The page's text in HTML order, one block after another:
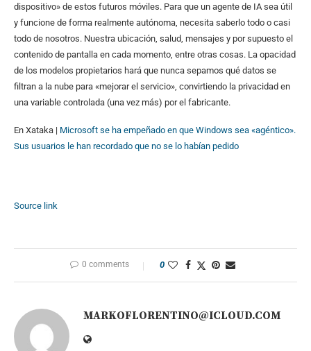
dispositivo» de estos futuros móviles. Para que un agente de IA sea útil
y funcione de forma realmente autónoma, necesita saberlo todo o casi
todo de nosotros. Nuestra ubicación, salud, mensajes y por supuesto el
contenido de pantalla en cada momento, entre otras cosas. La opacidad
de los modelos propietarios hará que nunca sepamos qué datos se
filtran a la nube para «mejorar el servicio», convirtiendo la privacidad en
una variable controlada (una vez más) por el fabricante.
En Xataka | Microsoft se ha empeñado en que Windows sea «agéntico».
Sus usuarios le han recordado que no se lo habían pedido
Source link
0 comments 0
MARKOFLORENTINO@ICLOUD.COM